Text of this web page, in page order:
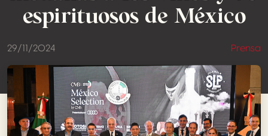
espirituosos de México
29/11/2024 Prensa